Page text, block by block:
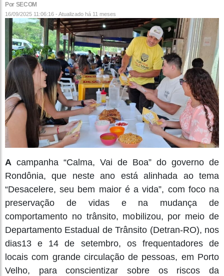
Por SECOM
16/09/2025 11:06:16 - Atualizado há 11 meses
A campanha “Calma, Vai de Boa” do governo de
Rondônia, que neste ano está alinhada ao tema
“Desacelere, seu bem maior é a vida”, com foco na
preservação de vidas e na mudança de
comportamento no trânsito, mobilizou, por meio de
Departamento Estadual de Trânsito (Detran-RO), nos
dias13 e 14 de setembro, os frequentadores de
locais com grande circulação de pessoas, em Porto
Velho, para conscientizar sobre os riscos da